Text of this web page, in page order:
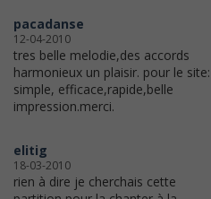
pacadanse
12-04-2010
tres belle melodie,des accords
harmonieux un plaisir. pour le site:
simple, efficace,rapide,belle
impression.merci.
elitig
18-03-2010
rien à dire je cherchais cette